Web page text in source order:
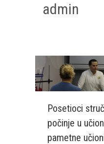
admin
You are here:
Posetioci
počinje u
pametne